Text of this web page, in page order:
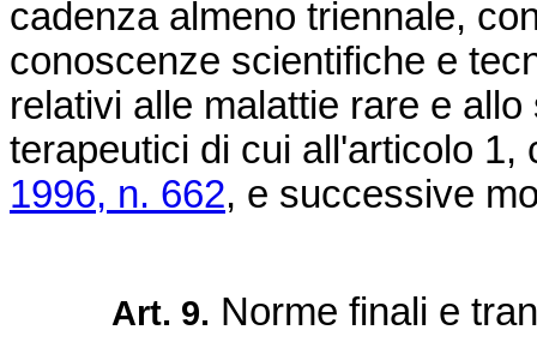
cadenza almeno triennale,
conoscenze scientifiche e
relativi alle malattie rare e
terapeutici di cui all'articolo
1996, n. 662, e successive
Art. 9. Norme finali e